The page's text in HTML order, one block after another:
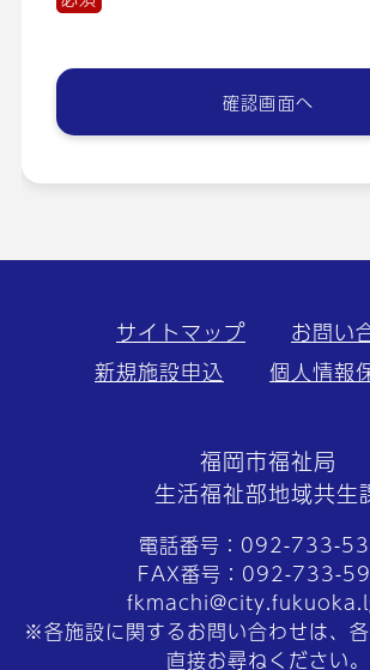
確認画面へ
サイトマップ
お問い
新規施設申込
個人情報
福岡市福祉局
生活福祉部地域共生
電話番号：092-733-
FAX番号：092-733-
※各施設に関するお問い合わせは、
直接お尋ねください。